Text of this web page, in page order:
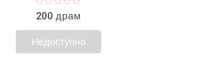
200 драм
Недоступно